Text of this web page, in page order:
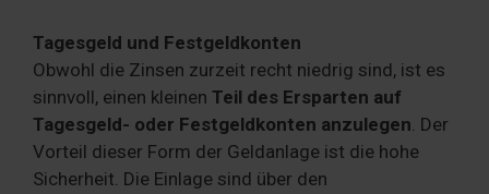
Tagesgeld und Festgeldkonten
Obwohl die Zinsen zurzeit recht niedrig sind, ist es
sinnvoll, einen kleinen Teil des Ersparten auf
Tagesgeld- oder Festgeldkonten anzulegen. Der
Vorteil dieser Form der Geldanlage ist die hohe
Sicherheit. Die Einlage sind über den